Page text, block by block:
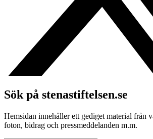
Sök på stenastiftelsen.se
Hemsidan innehåller ett gediget material från
foton, bidrag och pressmeddelanden m.m.